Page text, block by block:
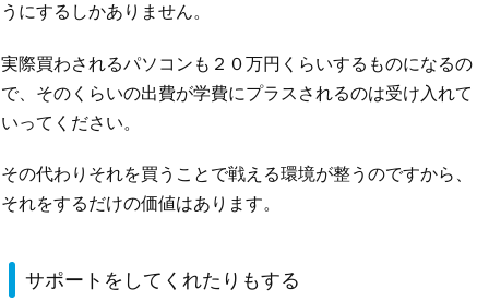
うにするしかありません。
実際買わされるパソコンも２０万円くらいするものになるの
で、そのくらいの出費が学費にプラスされるのは受け入れて
いってください。
その代わりそれを買うことで戦える環境が整うのですから、
それをするだけの価値はあります。
サポートをしてくれたりもする